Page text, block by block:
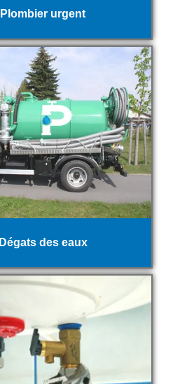
Plombier urgent
Dégats des eaux